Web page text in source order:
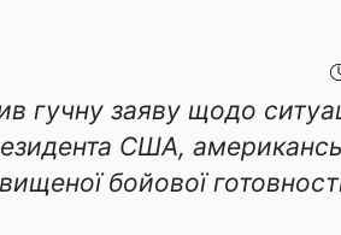
гучну заяву щодо
США,
бойової